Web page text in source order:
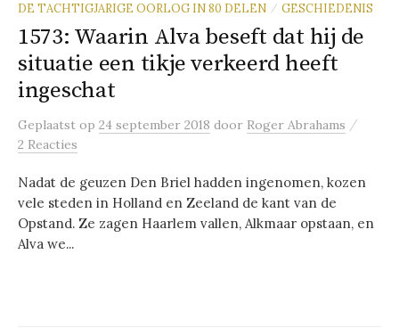
DE TACHTIGJARIGE OORLOG IN 80 DELEN / GESCHIEDENIS
1573: Waarin Alva beseft dat hij de
situatie een tikje verkeerd heeft
ingeschat
Geplaatst op 24 september 2018 door Roger Abrahams /
2 Reacties
Nadat de geuzen Den Briel hadden ingenomen, kozen
vele steden in Holland en Zeeland de kant van de
Opstand. Ze zagen Haarlem vallen, Alkmaar opstaan, en
Alva we...